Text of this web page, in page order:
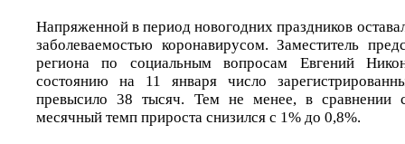
Напряженной в период новогодних праздников
заболеваемостью коронавирусом. Заместитель
региона по социальным вопросам Евгений
состоянию на 11 января число
превысило 38 тысяч. Тем не менее, в сравнении
месячный темп прироста снизился с 1% до 0,8%.